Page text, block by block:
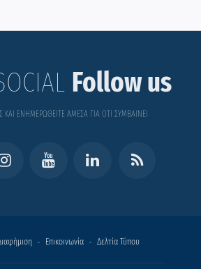
Follow us
ΕΝΗΜΕΡΩΘΕΙΤΕ ΑΜΕΣΑ ΓΙΑ ΟΤΙ ΣΥΜΒΑΙΝΕΙ
Επικοινωνία Δελτία Τύπου